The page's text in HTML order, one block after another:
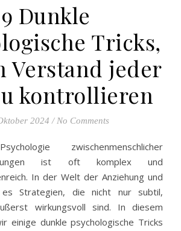
9 Dunkle
Tricks,
Verstand jeder
kontrollieren
2024 / No Comments
zwischenmenschlicher
ist oft komplex und
In der Welt der Anziehung und
Strategien, die nicht nur subtil,
wirkungsvoll sind. In diesem
einige dunkle psychologische Tricks